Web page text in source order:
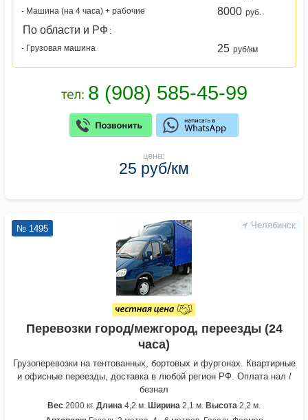
- Машина (на 4 часа) + рабочие
8000 руб.
По области и РФ :
- Грузовая машина
25 руб/км
цена:
25 руб/км
Челябинск
№ 1495
Перевозки город/межгород, переезды (24
часа)
Грузоперевозки на тентованных, бортовых и фургонах. Квартирные
и офисные переезды, доставка в любой регион РФ. Оплата нал /
безнал
Вес 2000 кг. Длина 4,2 м. Ширина 2,1 м. Высота 2,2 м.